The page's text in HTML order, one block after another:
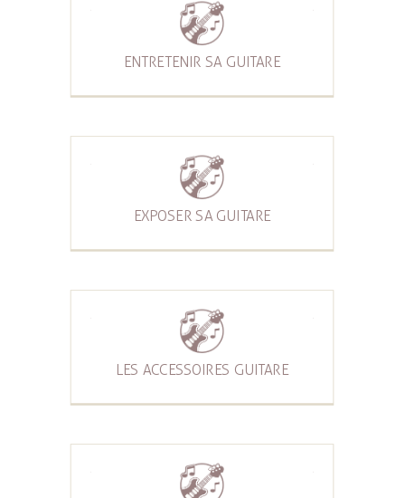
ENTRETENIR SA GUITARE
EXPOSER SA GUITARE
LES ACCESSOIRES GUITARE